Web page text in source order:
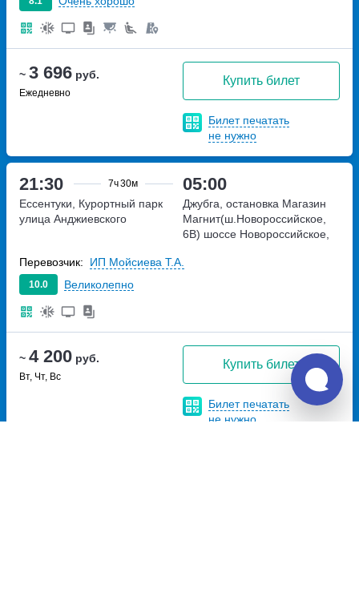
~ 3 696 руб.
Ежедневно
Купить билет
Билет печатать
не нужно
21:30 7ч30м 05:00
~ 4 200 руб.
Вт, Чт, Вс
Купить билет
Билет печатать
не нужно
Ессентуки, Курортный парк
улица Анджиевского
Джубга, остановка Магазин
Магнит(ш.Новороссийское,
6В) шоссе Новороссийское,
10.0 Великолепно
Перевозчик: ИП Мойсиева Т.А.